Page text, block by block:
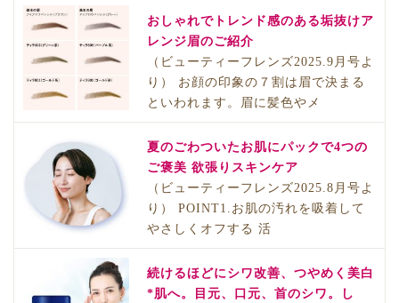
おしゃれでトレンド感のある垢抜けア
レンジ眉のご紹介
（ビューティーフレンズ2025.9月号よ
り） お顔の印象の７割は眉で決まる
といわれます。眉に髪色やメ
夏のごわついたお肌にパックで4つの
ご褒美 欲張りスキンケア
（ビューティーフレンズ2025.8月号よ
り） POINT1.お肌の汚れを吸着して
やさしくオフする 活
続けるほどにシワ改善、つやめく美白
*肌へ。目元、口元、首のシワ。し